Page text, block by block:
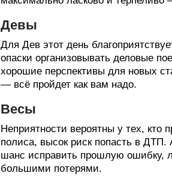
Девы
Для Дев этот день
опаски организовывать деловые
хорошие перспективы для новых
— всё пройдет как вам надо.
Весы
Неприятности вероятны у тех, кто
полиса, высок риск попасть в ДТП.
шанс исправить прошлую ошибку,
большими потерями.